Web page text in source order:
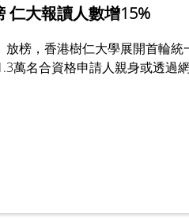
仁大報讀人數增15%
放榜，香港樹仁大學展開首輪統
萬名合資格申請人親身或透過